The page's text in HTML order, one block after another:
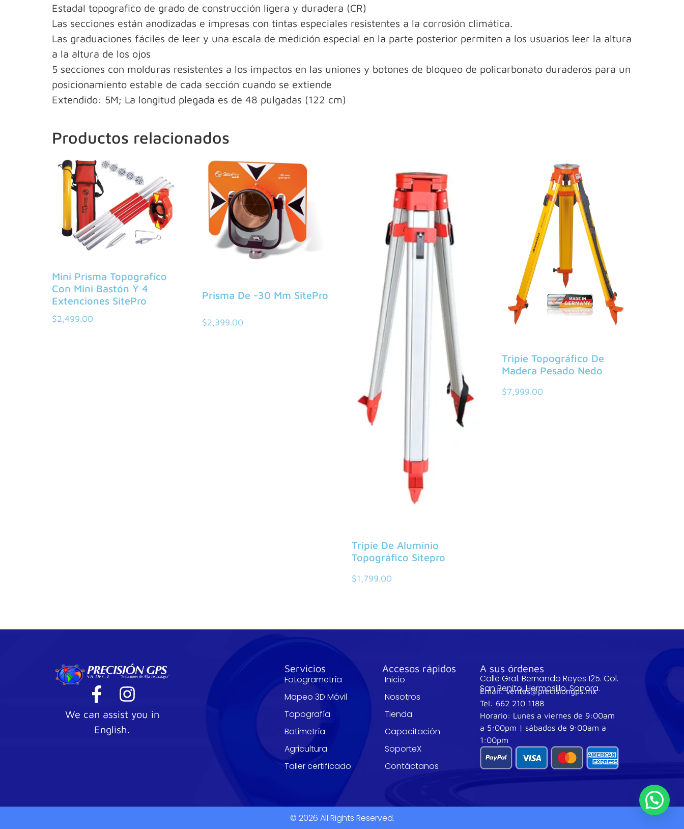
Estadal topografico de grado de construcción ligera y duradera (CR)
Las secciones están anodizadas e impresas con tintas especiales resistentes a la corrosión climática.
Las graduaciones fáciles de leer y una escala de medición especial en la parte posterior permiten a los usuarios leer la altura
a la altura de los ojos
5 secciones con molduras resistentes a los impactos en las uniones y botones de bloqueo de policarbonato duraderos para un
posicionamiento estable de cada sección cuando se extiende
Extendido: 5M; La longitud plegada es de 48 pulgadas (122 cm)
Productos relacionados
Mini Prisma Topografico
Con Mini Bastón Y 4
Extenciones SitePro
$2,499.00
Prisma De -30 Mm SitePro
$2,399.00
Tripie De Aluminio
Topográfico Sitepro
$1,799.00
Tripie Topográfico De
Madera Pesado Nedo
$7,999.00
We can assist you in
English.
Servicios
Fotogrametría
Mapeo 3D Móvil
Topografía
Batimetría
Agricultura
Taller certificado
Accesos rápidos
Inicio
Nosotros
Tienda
Capacitación
SoporteX
Contáctanos
A sus órdenes
Calle Gral. Bernando Reyes 125. Col.
San Benito, Hermosillo, Sonora.
Email: ventas@precisiongps.mx
Tel: 662 210 1188
Horario: Lunes a viernes de 9:00am
a 5:00pm | sábados de 9:00am a
1:00pm
© 2026 All Rights Reserved.